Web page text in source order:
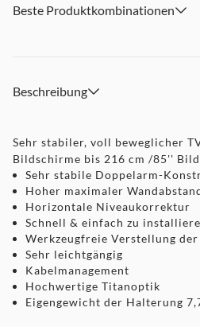
Beste Produktkombinationen
Beschreibung
Sehr stabiler, voll beweglicher
Bildschirme bis 216 cm /85''
Sehr stabile Doppelarm-
Hoher maximaler
Horizontale Niveaukorrektur
Schnell & einfach zu
Werkzeugfreie Verstellung
Sehr leichtgängig
Kabelmanagement
Hochwertige Titanoptik
Eigengewicht der Halterung